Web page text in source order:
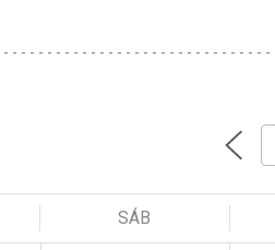
SÁB